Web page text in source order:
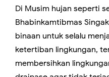
Di Musim hujan seperti
Bhabinkamtibmas
binaan untuk selalu
ketertiban lingkungan,
membersihkan